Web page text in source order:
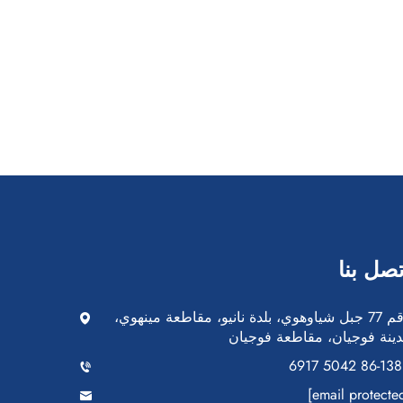
بنا
رقم 77 جبل شياوهوي، بلدة نانيو، مقاطعة مينهوي،
فوجيان، مقاطعة فوجيان